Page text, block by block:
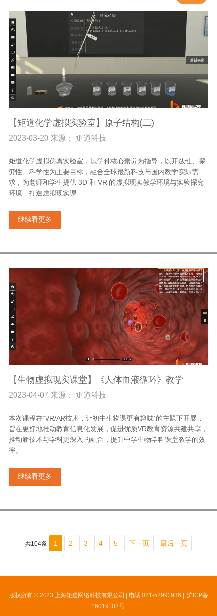
【矩道化学虚拟实验室】原子结构(二)
2023-03-20 来源： 矩道科技
矩道化学虚拟仿真实验室，以学科核心素养为指导，以开放性、探
究性、科学性为主要目标，融合全球最新科技与国内教学实际需
求，为老师和学生提供 3D 和 VR 的虚拟现实教学环境与实验探究
环境，打造虚拟现实课...
继续看更多
【生物虚拟现实课堂】《人体血液循环》教学
2023-04-07 来源： 矩道科技
本次课程在“VR/AR技术，让初中生物课更有趣味”的主题下开展，
旨在更好地推动教育信息化发展，促进优质VR教育资源共建共享，
推动新技术与学科更深入的融合，提升中学生物学科课堂教学的效
率。
继续看更多
共104条 1 2 3 4 5 下一页 最后一页
版权所有 © 2023 上海矩道网络科技有限公司 | 电话 021-52993936 |
沪ICP备
16019102号